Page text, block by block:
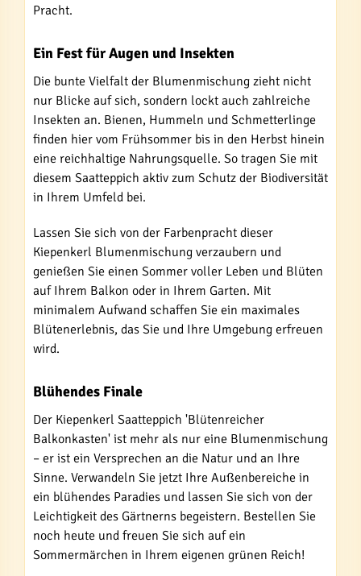
Pracht.
Ein Fest für Augen und Insekten
Die bunte Vielfalt der Blumenmischung zieht nicht
nur Blicke auf sich, sondern lockt auch zahlreiche
Insekten an. Bienen, Hummeln und Schmetterlinge
finden hier vom Frühsommer bis in den Herbst hinein
eine reichhaltige Nahrungsquelle. So tragen Sie mit
diesem Saatteppich aktiv zum Schutz der Biodiversität
in Ihrem Umfeld bei.
Lassen Sie sich von der Farbenpracht dieser
Kiepenkerl Blumenmischung verzaubern und
genießen Sie einen Sommer voller Leben und Blüten
auf Ihrem Balkon oder in Ihrem Garten. Mit
minimalem Aufwand schaffen Sie ein maximales
Blütenerlebnis, das Sie und Ihre Umgebung erfreuen
wird.
Blühendes Finale
Der Kiepenkerl Saatteppich 'Blütenreicher
Balkonkasten' ist mehr als nur eine Blumenmischung
– er ist ein Versprechen an die Natur und an Ihre
Sinne. Verwandeln Sie jetzt Ihre Außenbereiche in
ein blühendes Paradies und lassen Sie sich von der
Leichtigkeit des Gärtnerns begeistern. Bestellen Sie
noch heute und freuen Sie sich auf ein
Sommermärchen in Ihrem eigenen grünen Reich!